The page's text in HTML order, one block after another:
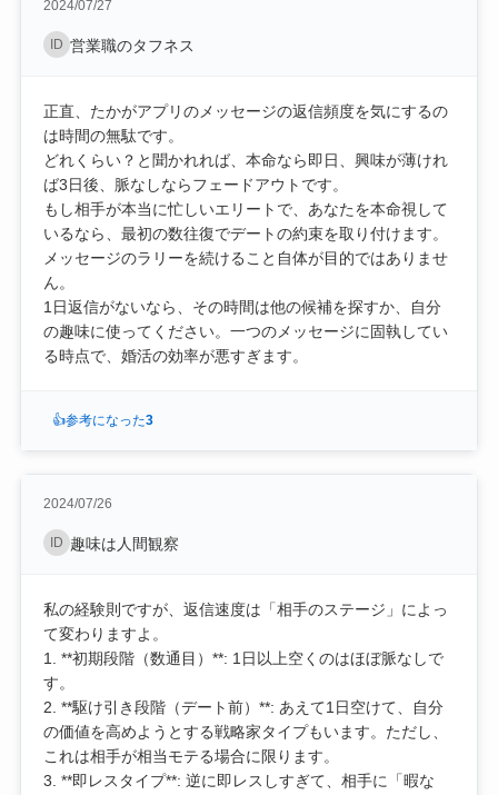
2024/07/27
ID 営業職のタフネス
正直、たかがアプリのメッセージの返信頻度を気にするの
は時間の無駄です。
どれくらい？と聞かれれば、本命なら即日、興味が薄けれ
ば3日後、脈なしならフェードアウトです。
もし相手が本当に忙しいエリートで、あなたを本命視して
いるなら、最初の数往復でデートの約束を取り付けます。
メッセージのラリーを続けること自体が目的ではありませ
ん。
1日返信がないなら、その時間は他の候補を探すか、自分
の趣味に使ってください。一つのメッセージに固執してい
る時点で、婚活の効率が悪すぎます。
👍参考になった3
2024/07/26
ID 趣味は人間観察
私の経験則ですが、返信速度は「相手のステージ」によっ
て変わりますよ。
1. **初期段階（数通目）**: 1日以上空くのはほぼ脈なしで
す。
2. **駆け引き段階（デート前）**: あえて1日空けて、自分
の価値を高めようとする戦略家タイプもいます。ただし、
これは相手が相当モテる場合に限ります。
3. **即レスタイプ**: 逆に即レスしすぎて、相手に「暇な